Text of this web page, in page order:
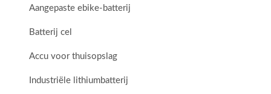
Aangepaste ebike-batterij
Batterij cel
Accu voor thuisopslag
Industriële lithiumbatterij